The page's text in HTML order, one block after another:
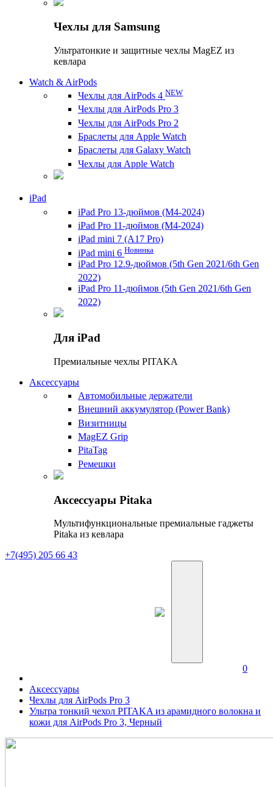
Чехлы для Samsung
Ультратонкие и защитные чехлы MagEZ из
кевлара
Watch & AirPods
Чехлы для AirPods 4 NEW
Чехлы для AirPods Pro 3
Чехлы для AirPods Pro 2
Браслеты для Apple Watch
Браслеты для Galaxy Watch
Чехлы для Apple Watch
iPad
iPad Pro 13-дюймов (M4-2024)
iPad Pro 11-дюймов (M4-2024)
iPad mini 7 (A17 Pro)
iPad mini 6 Новинка
iPad Pro 12.9-дюймов (5th Gen 2021/6th Gen
2022)
iPad Pro 11-дюймов (5th Gen 2021/6th Gen
2022)
Для iPad
Премиальные чехлы PITAKA
Аксессуары
Автомобильные держатели
Внешний аккумулятор (Power Bank)
Визитницы
MagEZ Grip
PitaTag
Ремешки
Аксессуары Pitaka
Мультифункциональные премиальные гаджеты
Pitaka из кевлара
+7(495) 205 66 43
0
Аксессуары
Чехлы для AirPods Pro 3
Ультра тонкий чехол PITAKA из арамидного волокна и
кожи для AirPods Pro 3, Черный